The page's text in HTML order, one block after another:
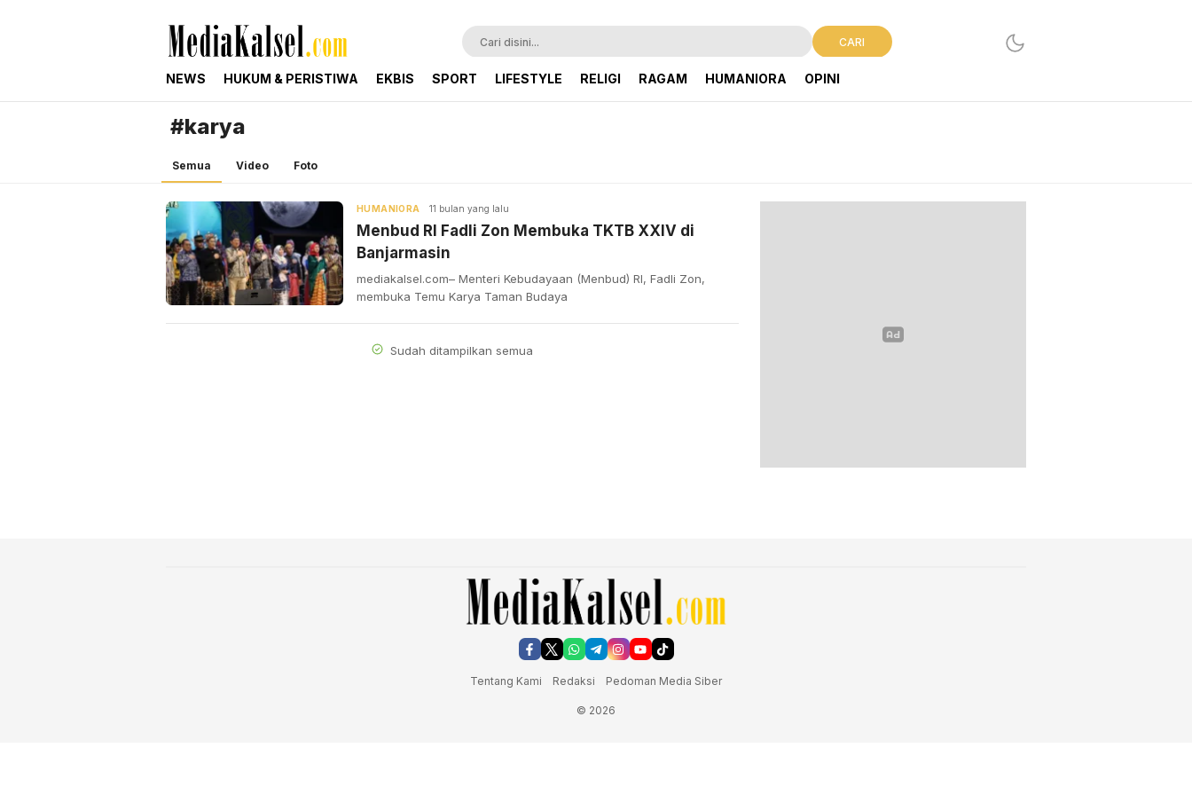
mediakalsel.com
Berita Update Banua
CARI
NEWS HUKUM & PERISTIWA EKBIS SPORT LIFESTYLE RELIGI RAGAM HUMANIORA OPINI
#karya
Semua Video Foto
HUMANIORA 11 bulan yang lalu
Menbud RI Fadli Zon Membuka TKTB XXIV di
Banjarmasin
mediakalsel.com– Menteri Kebudayaan (Menbud) RI, Fadli Zon,
membuka Temu Karya Taman Budaya
Sudah ditampilkan semua
Tentang Kami Redaksi Pedoman Media Siber
© 2026